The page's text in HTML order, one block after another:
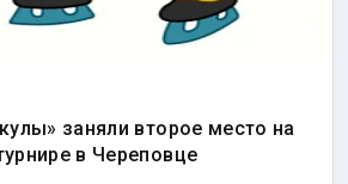
заняли второе место на
в Череповце